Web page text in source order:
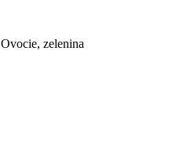
Ovocie, zelenina